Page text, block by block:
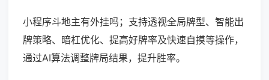
小程序斗地主有外挂吗；支持透视全局牌型、智能出
牌策略、暗杠优化、提高好牌率及快速自摸等操作，
通过AI算法调整牌局结果，提升胜率。